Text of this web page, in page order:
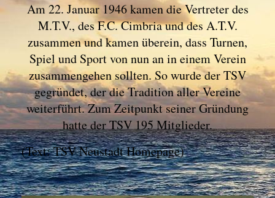
Am 22. Januar 1946 kamen die Vertreter des
M.T.V., des F.C. Cimbria und des A.T.V.
zusammen und kamen überein, dass Turnen,
Spiel und Sport von nun an in einem Verein
zusammengehen sollten. So wurde der TSV
gegründet, der die Tradition aller Vereine
weiterführt. Zum Zeitpunkt seiner Gründung
hatte der TSV 195 Mitglieder.
(Text: TSV Neustadt Homepage)